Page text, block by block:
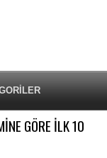
GÖRE İLK 10